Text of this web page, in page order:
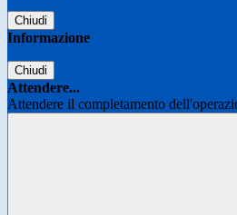
Chiudi
Informazione
Chiudi
Attendere...
Attendere il completamento